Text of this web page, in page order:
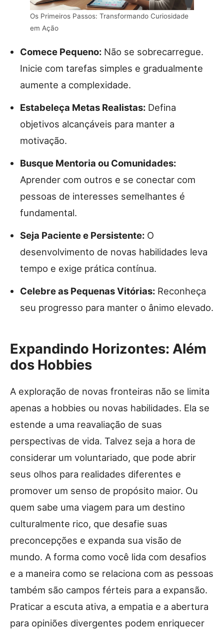
Os Primeiros Passos: Transformando Curiosidade
em Ação
Comece Pequeno: Não se sobrecarregue.
Inicie com tarefas simples e gradualmente
aumente a complexidade.
Estabeleça Metas Realistas: Defina
objetivos alcançáveis para manter a
motivação.
Busque Mentoria ou Comunidades:
Aprender com outros e se conectar com
pessoas de interesses semelhantes é
fundamental.
Seja Paciente e Persistente: O
desenvolvimento de novas habilidades leva
tempo e exige prática contínua.
Celebre as Pequenas Vitórias: Reconheça
seu progresso para manter o ânimo elevado.
Expandindo Horizontes: Além
dos Hobbies
A exploração de novas fronteiras não se limita
apenas a hobbies ou novas habilidades. Ela se
estende a uma reavaliação de suas
perspectivas de vida. Talvez seja a hora de
considerar um voluntariado, que pode abrir
seus olhos para realidades diferentes e
promover um senso de propósito maior. Ou
quem sabe uma viagem para um destino
culturalmente rico, que desafie suas
preconcepções e expanda sua visão de
mundo. A forma como você lida com desafios
e a maneira como se relaciona com as pessoas
também são campos férteis para a expansão.
Praticar a escuta ativa, a empatia e a abertura
para opiniões divergentes podem enriquecer